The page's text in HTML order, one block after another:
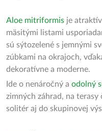
Aloe mitriformis je
mäsitými listami
sú sýtozelené s jemnými
zúbkami na okrajoch,
dekoratívne a moderne.
Ide o nenáročný a odolný
zimných záhrad, na
solitér aj do skupinovej